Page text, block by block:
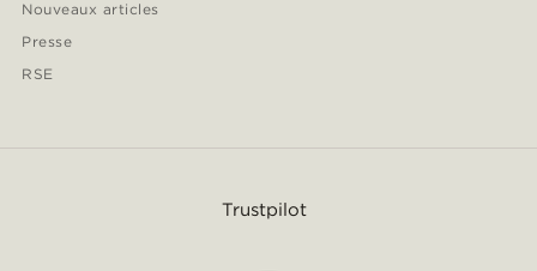
Nouveaux articles
Presse
RSE
Trustpilot